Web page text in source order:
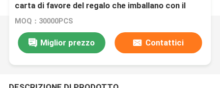
carta di favore del regalo che imballano con il
coperchio per alimento
MOQ：30000PCS
Miglior prezzo Contattici